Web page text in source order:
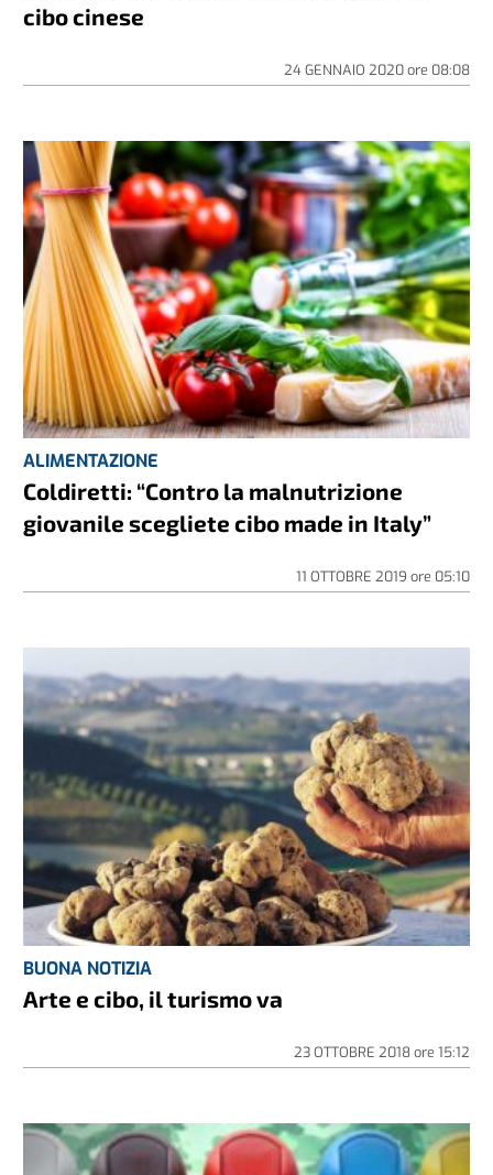
cibo cinese
24 GENNAIO 2020ore 08:08
ALIMENTAZIONE
Coldiretti: “Contro la malnutrizione
giovanile scegliete cibo made in Italy”
11 OTTOBRE 2019 ore 05:10
BUONA NOTIZIA
Arte e cibo, il turismo va
23 OTTOBRE 2018ore 15:12